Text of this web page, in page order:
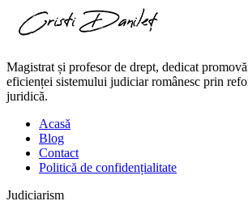
Magistrat și profesor de drept, dedicat
eficienței sistemului judiciar românesc prin
juridică.
Acasă
Blog
Contact
Politică de confidențialitate
Judiciarism